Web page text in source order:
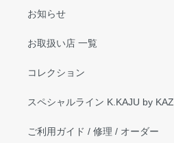
お知らせ
お取扱い店 一覧
コレクション
スペシャルライン K.KAJU by KAZ
ご利用ガイド / 修理 / オーダー